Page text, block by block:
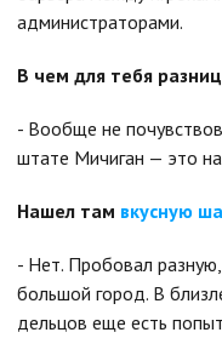
администраторами.
В чем для тебя
- Вообще не
штате Мичиган — это
Нашел там вкусную
- Нет. Пробовал
большой город. В
дельцов еще есть